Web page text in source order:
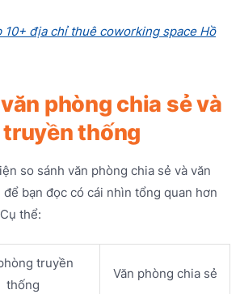
10+ địa chỉ thuê coworking space Hồ
phòng chia sẻ và
thống
so sánh văn phòng chia sẻ và văn
bạn đọc có cái nhìn tổng quan hơn
thể:
truyền
thống
Văn phòng chia sẻ